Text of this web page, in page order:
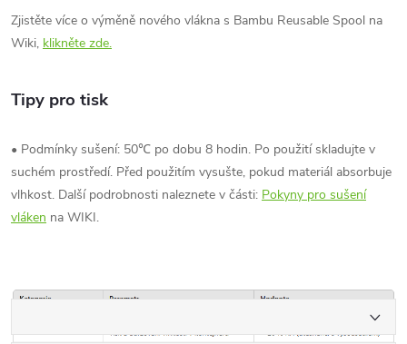
Zjistěte více o výměně nového vlákna s Bambu Reusable Spool na
Wiki, klikněte zde.
Tipy pro tisk
• Podmínky sušení: 50℃ po dobu 8 hodin. Po použití skladujte v
suchém prostředí. Před použitím vysušte, pokud materiál absorbuje
vlhkost. Další podrobnosti naleznete v části: Pokyny pro sušení
vláken na WIKI.